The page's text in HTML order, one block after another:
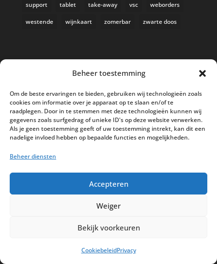
Beheer toestemming
Om de beste ervaringen te bieden, gebruiken wij technologieën zoals
cookies om informatie over je apparaat op te slaan en/of te
raadplegen. Door in te stemmen met deze technologieën kunnen wij
gegevens zoals surfgedrag of unieke ID's op deze website verwerken.
Als je geen toestemming geeft of uw toestemming intrekt, kan dit een
nadelige invloed hebben op bepaalde functies en mogelijkheden.
Beheer diensten
Accepteren
Weiger
Bekijk voorkeuren
CookiebeleidPrivacy
support tablet take-away vsc weborders
westende wijnkaart zomerbar zwarte doos
Bestel nu nog aan de 2025 prijzen
Safran Palace start met nieuw
kassasysteem
maart 2026
Disclaimer Privacy
Sitemap
Cookiebeleid